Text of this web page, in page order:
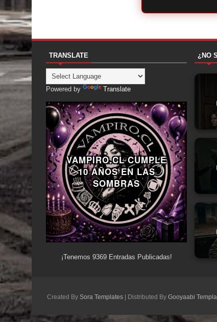
TRANSLATE
Powered by Translate
VAMPIRO.CL CUMPLE
10 AÑOS EN LAS
SOMBRAS
¡Tenemos 9369Entradas Publicadas!
¿NO
Created By Sora Templates | Distributed By Gooyaabi